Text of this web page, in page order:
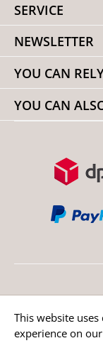
SERVICE
NEWSLETTER
YOU CAN
YOU CAN
* All prices incl.
This website
experience on